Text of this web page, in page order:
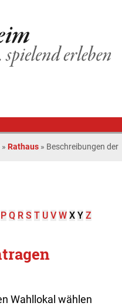
» Rathaus » Beschreibungen der
P Q R S T U V W X Y Z
Wahllokal wählen